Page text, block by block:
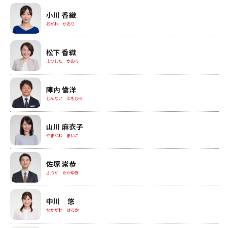
小川 香織
おがわ かおり
松下 香織
まつした かおり
陣内 倫洋
じんない ともひろ
山川 麻衣子
やまかわ まいこ
佐塚 崇恭
さつか たかゆき
中川 悠
なかがわ はるか